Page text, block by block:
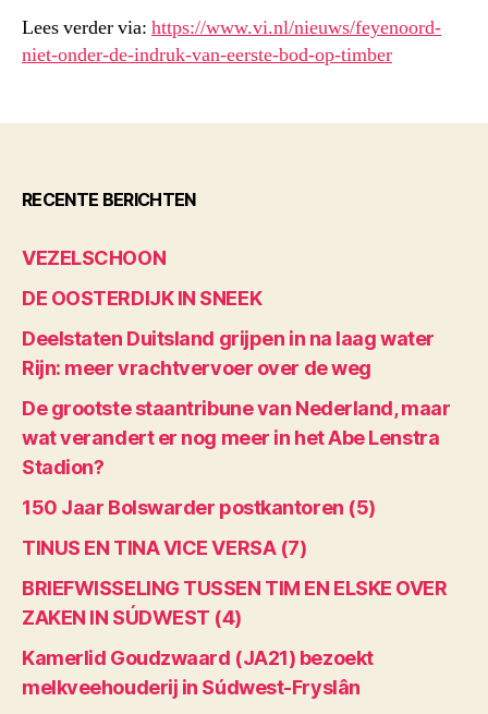
Lees verder via: https://www.vi.nl/nieuws/feyenoord-
niet-onder-de-indruk-van-eerste-bod-op-timber
RECENTE BERICHTEN
VEZELSCHOON
DE OOSTERDIJK IN SNEEK
Deelstaten Duitsland grijpen in na laag water
Rijn: meer vrachtvervoer over de weg
De grootste staantribune van Nederland, maar
wat verandert er nog meer in het Abe Lenstra
Stadion?
150 Jaar Bolswarder postkantoren (5)
TINUS EN TINA VICE VERSA (7)
BRIEFWISSELING TUSSEN TIM EN ELSKE OVER
ZAKEN IN SÚDWEST (4)
Kamerlid Goudzwaard (JA21) bezoekt
melkveehouderij in Súdwest-Fryslân